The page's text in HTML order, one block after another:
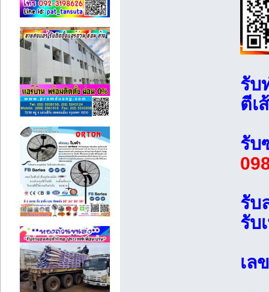
รับ
ตีเ
รับ
รับ
รับ
เล